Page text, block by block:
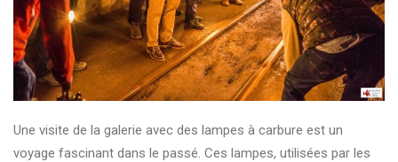
Une visite de la galerie avec des lampes à carbure est un
voyage fascinant dans le passé. Ces lampes, utilisées par les